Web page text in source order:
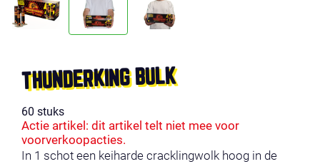
THUNDERKING BULK
60 stuks
Actie artikel: dit artikel telt niet mee voor
voorverkoopacties.
In 1 schot een keiharde cracklingwolk hoog in de